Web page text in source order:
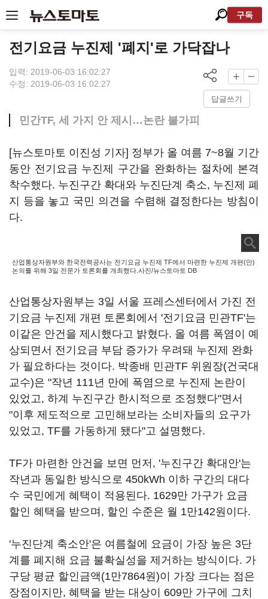
구독
전기요금 누진제 '폐지'로 가닥잡나
입력: 2019-06-03 16:02:27
수정: 2019-06-03 16:02:27
답글쓰기
민간TF, 세 가지 안 제시…논란 불가피
[뉴스토마토 이진성 기자] 정부가 올 여름 7~8월 기간
동안 전기요금 누진제 구간을 완화하는 절차에 본격
착수했다. 누진구간 확대와 누진단계 축소, 누진제 폐
지 등을 놓고 국민 의견을 수렴해 결정한다는 방침이
다.
산업통상자원부와 한국전력공사는 전기요금 누진제 TF에서 마련한 누진제 개편(안)
논의를 위해 3일 전문가 토론회를 개최했다.사진/뉴스토마토 DB
산업통상자원부는 3일 서울 프레스센터에서 가진 전
기요금 누진제 개편 토론회에서 '전기요금 민관TF'는
이같은 안건을 제시했다고 밝혔다. 올 여름 폭염이 예
상되면서 전기요금 부담 증가가 우려돼 누진제 완화
가 필요하다는 것이다. 박종배 민관TF 위원장(건국대
교수)은 "작년 111년 만에 폭염으로 누진제 논란이
있었고, 하계 누진구간 한시적으로 조정했다"면서
"이후 제도적으로 고민해보라는 소비자들의 요구가
있었고, TF를 가동하게 됐다"고 설명했다.
TF가 마련한 안건을 보면 먼저, '누진구간 확대안'는
작년과 동일한 방식으로 450kWh 이하 구간의 대다
수 국민에게 혜택이 적용된다. 1629만 가구가 요금
할인 혜택을 받으며, 할인 수준은 월 1만142원이다.
'누진단계 축소안'은 여름철에 요금이 가장 높은 3단
계를 폐지해 요금 불확실성을 제거하는 방식이다. 가
구당 평균 할인금액(1만7864원)이 가장 크다는 점은
장점이지만, 혜택을 받는 대상이 609만 가구에 그치